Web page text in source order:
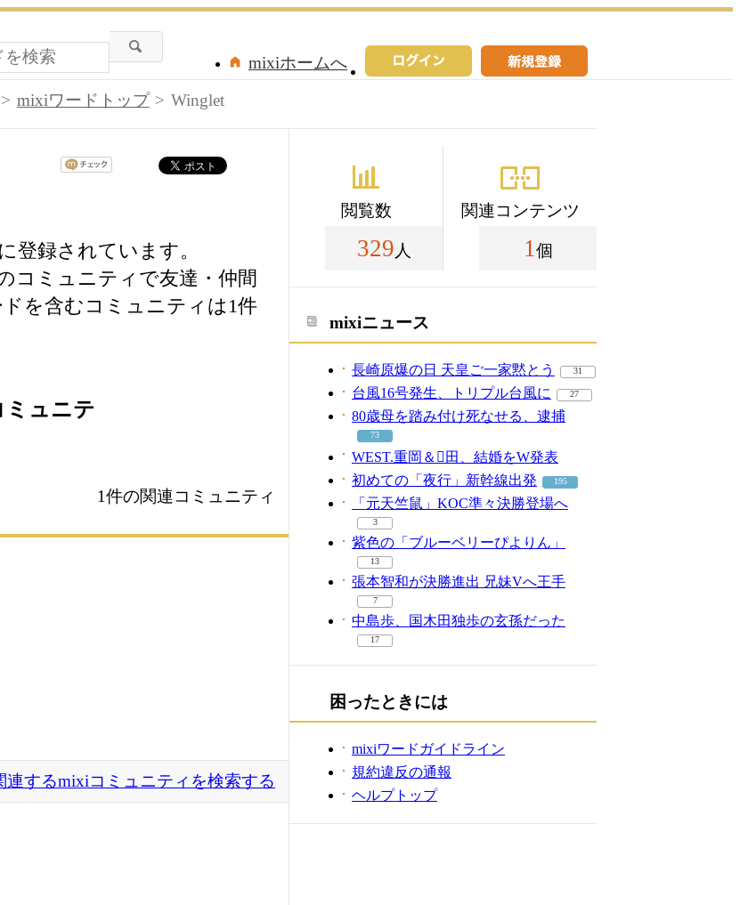
mixiホームへ
mixiワードトップ Winglet
登録されています。
コミュニティで友達・仲間
を含むコミュニティは1件
ミュニテ
1件の関連コミュニティ
連するmixiコミュニティを検索する
閲覧数
329 人
関連コンテンツ
1 個
mixiニュース
長崎原爆の日 天皇ご一家黙とう 31
台風16号発生、トリプル台風に 27
80歳母を踏み付け死なせる、逮捕
73
WEST.重岡＆田、結婚をW発表
初めての「夜行」新幹線出発
195
「元天竺鼠」KOC準々決勝登場へ
3
紫色の「ブルーベリーぴよりん」
13
張本智和が決勝進出 兄妹Vへ王手
7
中島歩、国木田独歩の玄孫だった
17
困ったときには
mixiワードガイドライン
規約違反の通報
ヘルプトップ